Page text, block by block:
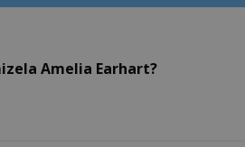
Amelia Earhart?